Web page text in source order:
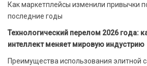
Как маркетплейсы изменили привычки
последние годы
Технологический перелом 2026 года:
интеллект меняет мировую индустрию
Преимущества использования элитной